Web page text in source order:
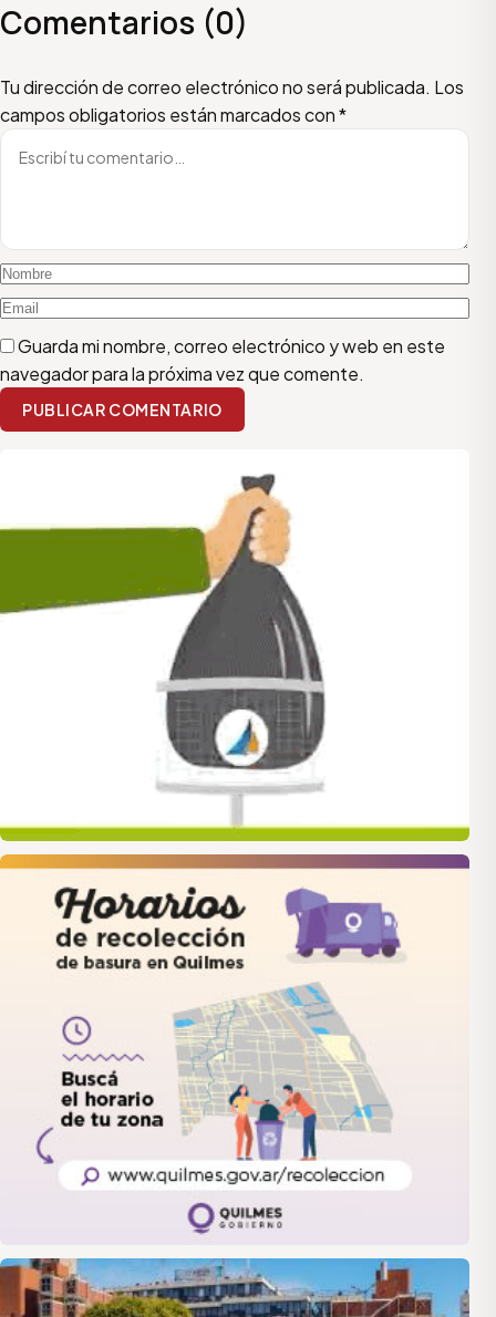
Comentarios (0)
Tu dirección de correo electrónico no será publicada. Los
campos obligatorios están marcados con*
Escribí tu comentario
Nombre
Email
Guarda mi nombre, correo electrónico y web en este
navegador para la próxima vez que comente.
PUBLICAR COMENTARIO
quilmes
LANUS